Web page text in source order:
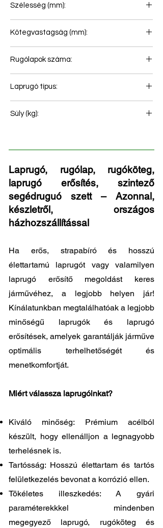
Szélesség (mm):
Kötegvastagság (mm):
Rugólapok száma:
Laprugó típus:
Súly (kg):
Laprugó, rugólap, rugóköteg,
laprugó erősítés, szintező
segédruguó szett – Azonnal,
készletről, országos
házhozszállítással
Ha erős, strapabíró és hosszú
élettartamú laprugót vagy valamilyen
laprugó erősítő megoldást keres
járművéhez, a legjobb helyen jár!
Kínálatunkban megtalálhatóak a legjobb
minőségű laprugók és laprugó
erősítések, amelyek garantálják járműve
optimális terhelhetőségét és
menetkomfortját.
Miért válassza laprugóinkat?
Kiváló minőség: Prémium acélból
készült, hogy ellenálljon a legnagyobb
terhelésnek is.
Tartósság: Hosszú élettartam és tartós
felületkezelés bevonat a korrózió ellen.
Tökéletes illeszkedés: A gyári
paraméterekkkel mindenben
megegyező laprugó, rugóköteg és